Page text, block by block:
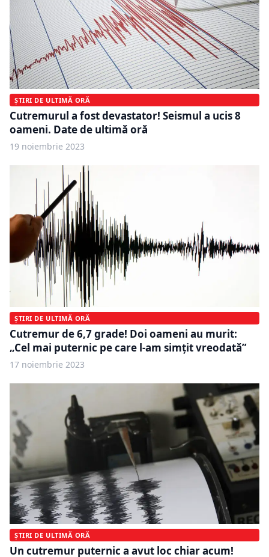
ȘTIRI DE ULTIMĂ ORĂ
Cutremurul a fost devastator! Seismul a ucis 8
oameni. Date de ultimă oră
19 noiembrie 2023
ȘTIRI DE ULTIMĂ ORĂ
Cutremur de 6,7 grade! Doi oameni au murit:
„Cel mai puternic pe care l-am simţit vreodată”
17 noiembrie 2023
ȘTIRI DE ULTIMĂ ORĂ
Un cutremur puternic a avut loc chiar acum!